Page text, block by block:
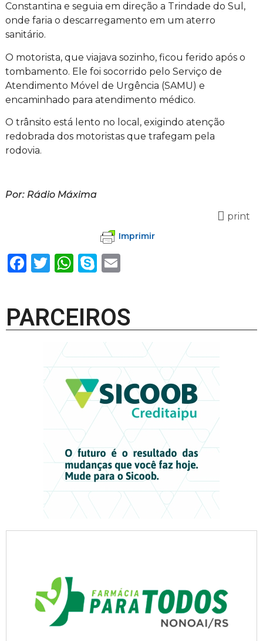
Constantina e seguia em direção a Trindade do Sul,
onde faria o descarregamento em um aterro
sanitário.
O motorista, que viajava sozinho, ficou ferido após o
tombamento. Ele foi socorrido pelo Serviço de
Atendimento Móvel de Urgência (SAMU) e
encaminhado para atendimento médico.
O trânsito está lento no local, exigindo atenção
redobrada dos motoristas que trafegam pela
rodovia.
Por: Rádio Máxima
print
Imprimir
Facebook
Twitter
WhatsApp
SkypeEmail
PARCEIROS